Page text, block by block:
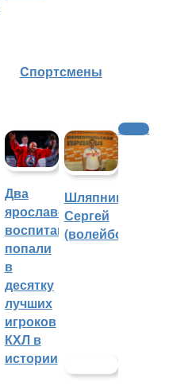
Cпортсмены
Два
ярославских
воспитанника
попали
в
десятку
лучших
игроков
КХЛ в
истории
Шляпников
Сергей
(волейбол)
Хоккей